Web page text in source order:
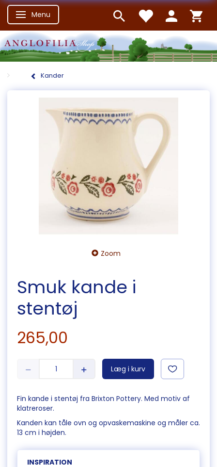
Skifte navigation
Menu
Kander
Zoom
Smuk kande i
stentøj
265,00
Læg i kurv
Fin kande i stentøj fra Brixton Pottery. Med motiv af
klatreroser.
Kanden kan tåle ovn og opvaskemaskine og måler ca.
13 cm i højden.
INSPIRATION